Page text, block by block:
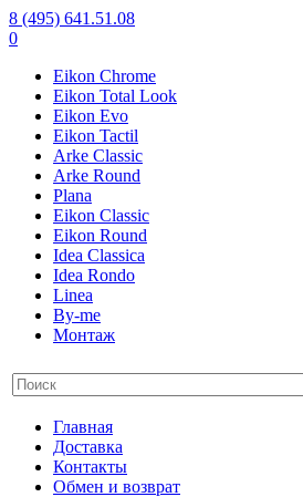
8 (495) 641.51.08
0
Eikon Chrome
Eikon Total Look
Eikon Evo
Eikon Tactil
Arke Classic
Arke Round
Plana
Eikon Classic
Eikon Round
Idea Classica
Idea Rondo
Linea
By-me
Монтаж
Главная
Доставка
Контакты
Обмен и возврат